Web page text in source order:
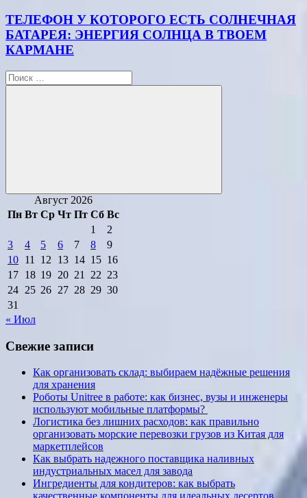
ТЕЛЕФОН У КОТОРОГО ЕСТЬ СОЛНЕЧНАЯ
БАТАРЕЯ: ЭНЕРГИЯ СОЛНЦА В ТВОЕМ
КАРМАНЕ
Поиск
для:
Поиск
Август 2026
Пн Вт Ср Чт Пт Сб Вс
1
2
3
4 5 6 7 8
9
10 11 12 13 14 15 16
17 18 19 20 21 22 23
24 25 26 27 28 29 30
31
« Июл
Свежие записи
Как организовать склад: выбираем надёжные решения
для хранения
Роботы Unitree в работе: как бизнес, вузы и инженеры
используют мобильные платформы?
Логистика без лишних расходов: как правильно
организовать морские перевозки грузов из Китая для
маркетплейсов
Как выбрать надежного поставщика наливных
индустриальных масел для завода
Ингредиенты для кондитеров: как выбрать